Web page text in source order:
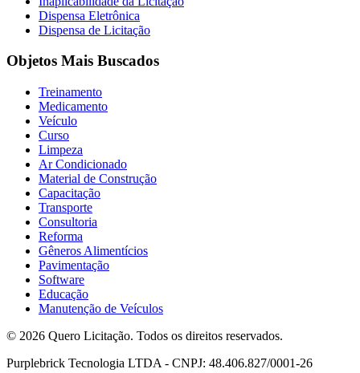
Dispensa Eletrônica
Dispensa de Licitação
Objetos Mais Buscados
Treinamento
Medicamento
Veículo
Curso
Limpeza
Ar Condicionado
Material de Construção
Capacitação
Transporte
Consultoria
Reforma
Gêneros Alimentícios
Pavimentação
Software
Educação
Manutenção de Veículos
© 2026 Quero Licitação. Todos os direitos reservados.
Purplebrick Tecnologia LTDA - CNPJ: 48.406.827/0001-26